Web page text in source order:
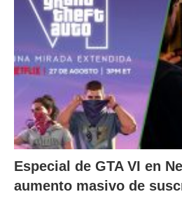
Especial de GTA VI en
aumento masivo de